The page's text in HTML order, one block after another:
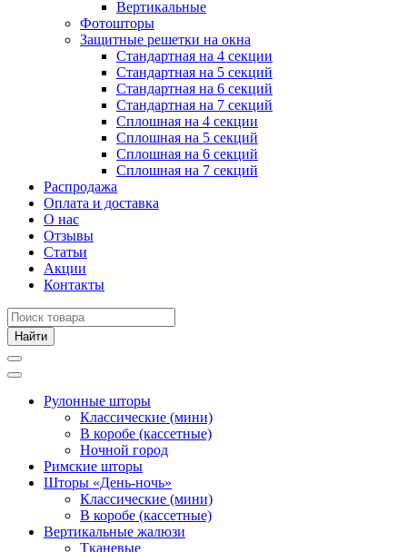
Вертикальные
Фотошторы
Защитные решетки на окна
Стандартная на 4 секции
Стандартная на 5 секций
Стандартная на 6 секций
Стандартная на 7 секций
Сплошная на 4 секции
Сплошная на 5 секций
Сплошная на 6 секций
Сплошная на 7 секций
Распродажа
Оплата и доставка
О нас
Отзывы
Статьи
Акции
Контакты
Рулонные шторы
Классические (мини)
В коробе (кассетные)
Ночной город
Римские шторы
Шторы «День-ночь»
Классические (мини)
В коробе (кассетные)
Вертикальные жалюзи
Тканевые